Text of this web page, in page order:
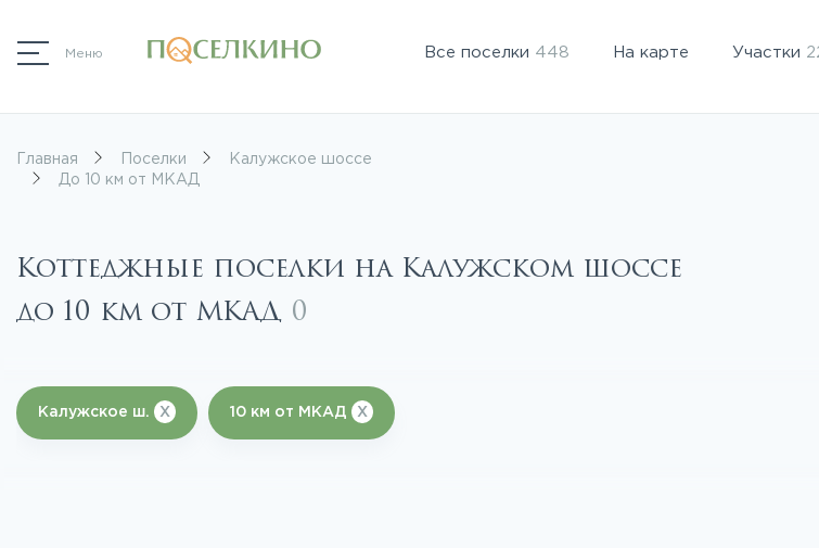
Меню Все поселки 448 На карте Участки
Главная Поселки
Калужское шоссе
До 10 км от МКАД
Коттеджные поселки на Калужском шоссе
до 10 км от МКАД 0
Калужское ш. X 10 км от МКАД X